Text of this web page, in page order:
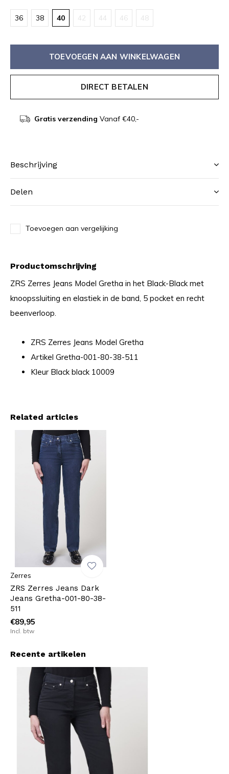
36 38 40 42 44 46 48
TOEVOEGEN AAN WINKELWAGEN
DIRECT BETALEN
Gratis verzending Vanaf €40,-
Beschrijving
Delen
Toevoegen aan vergelijking
Productomschrijving
ZRS Zerres Jeans Model Gretha in het Black-Black met
knoopssluiting en elastiek in de band, 5 pocket en recht
beenverloop.
ZRS Zerres Jeans Model Gretha
Artikel Gretha-001-80-38-511
Kleur Black black 10009
Related articles
Zerres
ZRS Zerres Jeans Dark
Jeans Gretha-001-80-38-
511
€89,95
Incl. btw
Recente artikelen